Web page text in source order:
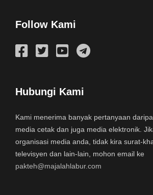
Follow Kami
Hubungi Kami
Kami menerima banyak pertanyaan
media cetak dan juga media elektronik.
organisasi media anda, tidak kira surat-
televisyen dan lain-lain, mohon email ke
pakteh@majalahlabur.com